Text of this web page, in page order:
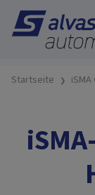
Startseite iSMA